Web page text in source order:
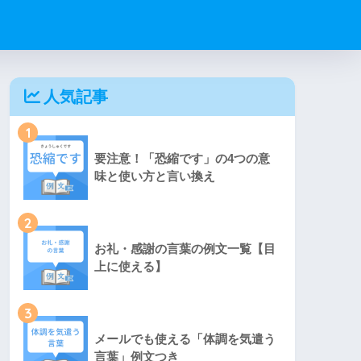
人気記事
1
要注意！「恐縮です」の4つの意
味と使い方と言い換え
2
お礼・感謝の言葉の例文一覧【目
上に使える】
3
メールでも使える「体調を気遣う
言葉」例文つき